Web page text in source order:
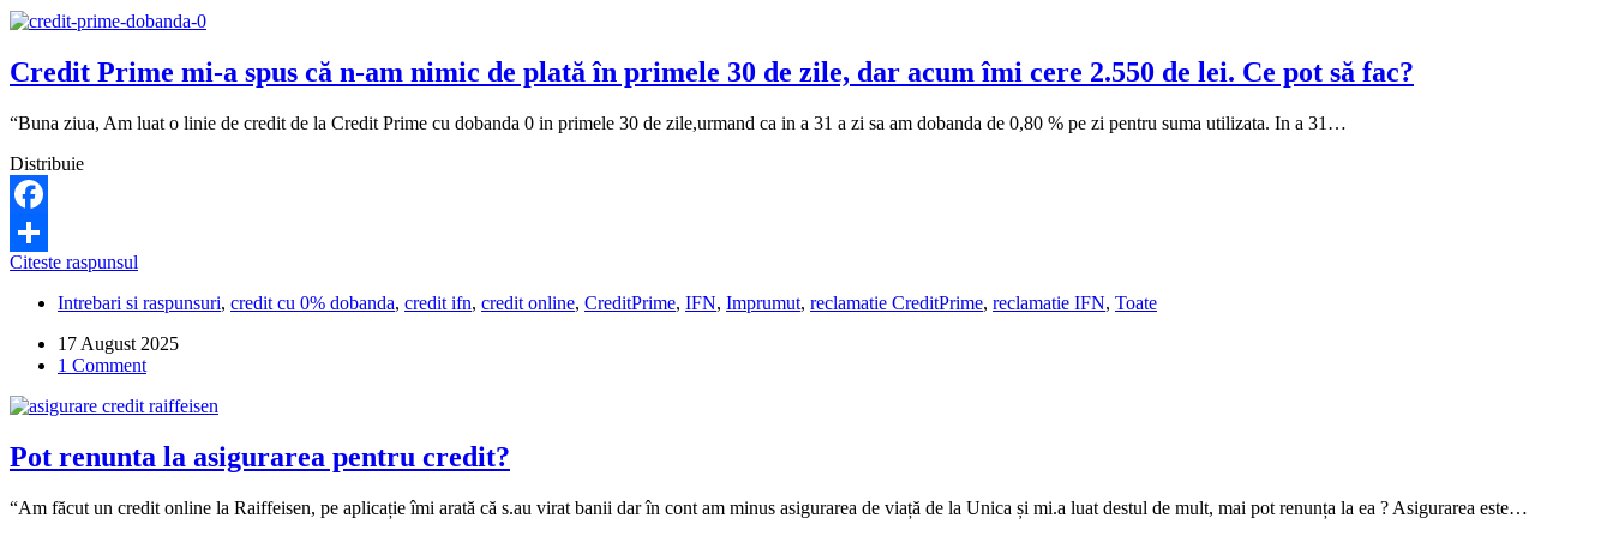
către
Credit Prime mi-a spus că n-am nimic de plată în primele 30 de zile, dar acum îmi cere 2.550 de lei. Ce pot să fac?
“Buna ziua, Am luat o linie de credit de la Credit Prime cu dobanda 0 in primele 30 de zile,urmand ca in a 31 a zi sa am dobanda de 0,80 % pe zi pentru suma utilizata. In a 31…
Distribuie
Facebook
Share
Citeste raspunsul
mi-
spus
că
am
de
plată
în
primele
Intrebari si raspunsuri, credit cu 0% dobanda, credit ifn, credit online, CreditPrime, IFN, Imprumut, reclamatie CreditPrime, reclamatie IFN, Toate
17 August 2025
1 Comment
Pot renunta la asigurarea pentru credit?
“Am făcut un credit online la Raiffeisen, pe aplicație îmi arată că s.au virat banii dar în cont am minus asigurarea de viață de la Unica și mi.a luat destul de mult, mai pot renunța la ea ? Asigurarea este…